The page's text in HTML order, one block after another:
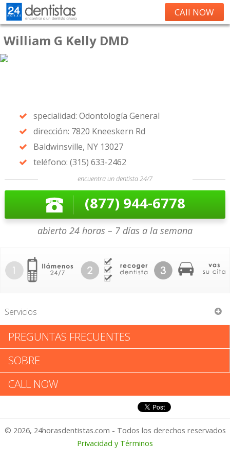
CAll NOW
William G Kelly DMD
specialidad: Odontología General
dirección: 7820 Kneeskern Rd
Baldwinsville, NY 13027
teléfono: (315) 633-2462
encuentra un dentista 24/7
(877) 944-6778
abierto 24 horas – 7 días a la semana
Servicios
William G Kelly DMD
William G Kelly DMD: Califica tu
Experiencia
1 – No Feliz
PREGUNTAS FRECUENTES
SOBRE
CALL NOW
© 2026, 24horasdentistas.com - Todos los derechos reservados
Privacidad y Términos